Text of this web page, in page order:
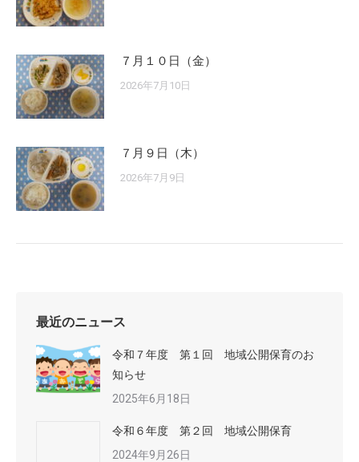
７月１０日（金）
2026年7月10日
７月９日（木）
2026年7月9日
最近のニュース
令和７年度 第１回 地域公開保育のお
知らせ
2025年6月18日
令和６年度 第２回 地域公開保育
2024年9月26日